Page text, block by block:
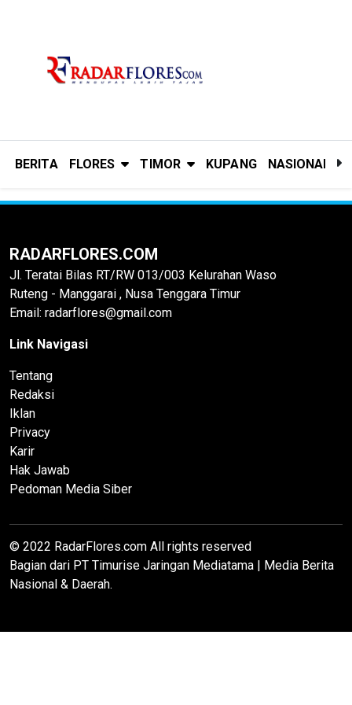
BERITA FLORES TIMOR KUPANG NASIONAL
RADARFLORES.COM
Jl. Teratai Bilas RT/RW 013/003 Kelurahan Waso
Ruteng - Manggarai , Nusa Tenggara Timur
Email: radarflores@gmail.com
Link Navigasi
Tentang
Redaksi
Iklan
Privacy
Karir
Hak Jawab
Pedoman Media Siber
© 2022 RadarFlores.com All rights reserved
Bagian dari PT Timurise Jaringan Mediatama | Media Berita
Nasional & Daerah.